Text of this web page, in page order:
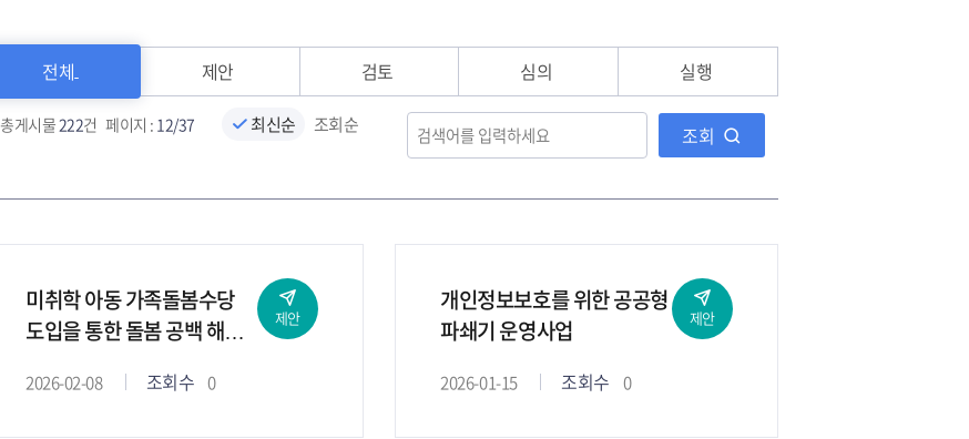
전체 제안 검토 심의 실행
총게시물222건 페이지 : 12/37 최신순 조회순 조회
제안
미취학 아동 가족돌봄수당
도입을 통한 돌봄 공백 해소
2026-02-08 조회수 0
제안
개인정보보호를 위한 공공형
파쇄기 운영사업
2026-01-15 조회수 0